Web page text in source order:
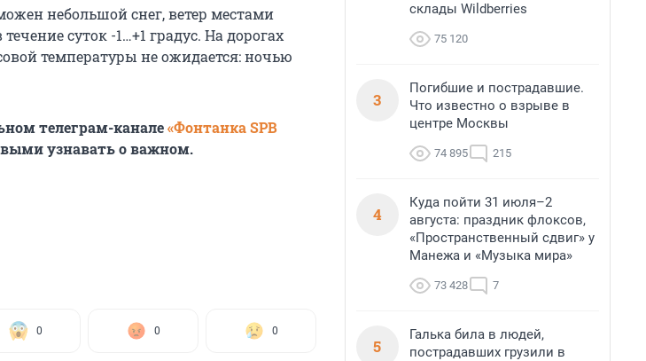
небольшой снег, ветер местами
суток -1…+1 градус. На дорогах
температуры не ожидается: ночью
телеграм-канале«Фонтанка SPB
узнавать о важном.
0 0 0
склады Wildberries
75 120
3
Погибшие и пострадавшие.
Что известно о взрыве в
центре Москвы
74 895 215
4
Куда пойти 31 июля–2
августа: праздник флоксов,
«Пространственный сдвиг» у
Манежа и «Музыка мира»
73 428 7
5
Галька била в людей,
пострадавших грузили в